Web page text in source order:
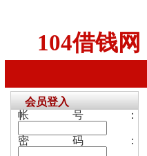
104借钱网
会员登入
帐号：
密码：